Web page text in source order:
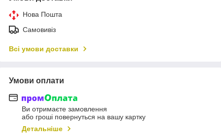
Нова Пошта
Самовивіз
Всі умови доставки
Умови оплати
Ви отримаєте замовлення
або гроші повернуться на вашу картку
Детальніше